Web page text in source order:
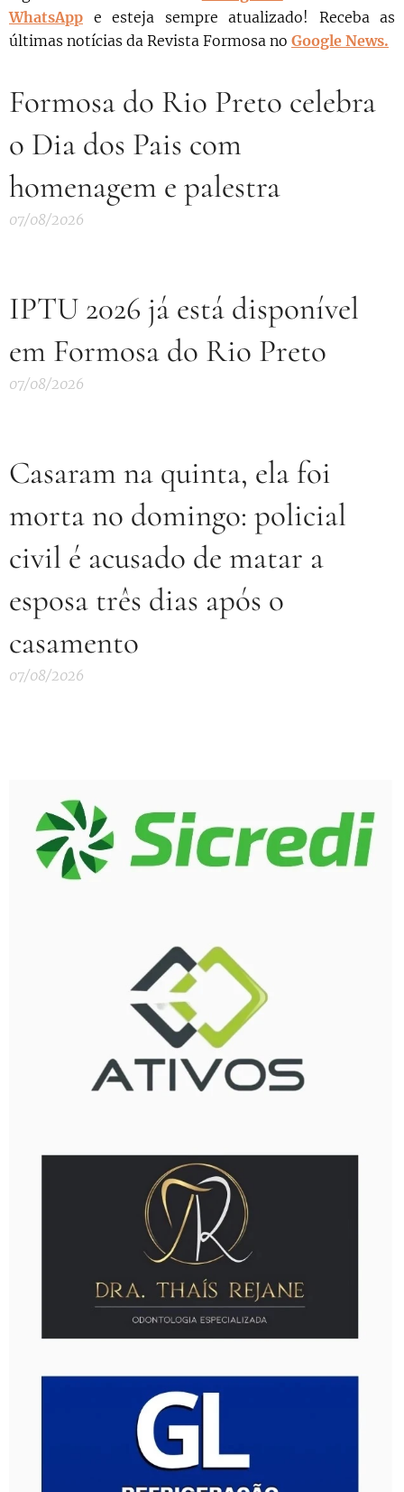
WhatsApp e esteja sempre atualizado! Receba as
últimas notícias da Revista Formosa no Google News.
Formosa do Rio Preto celebra
o Dia dos Pais com
homenagem e palestra
07/08/2026
IPTU 2026 já está disponível
em Formosa do Rio Preto
07/08/2026
Casaram na quinta, ela foi
morta no domingo: policial
civil é acusado de matar a
esposa três dias após o
casamento
07/08/2026